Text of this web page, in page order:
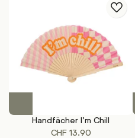
Handfächer I’m Chill
CHF13.90